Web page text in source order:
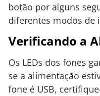
botão por alguns
diferentes modos de
Verificando a
Os LEDs dos fones
se a alimentação
fone é USB,